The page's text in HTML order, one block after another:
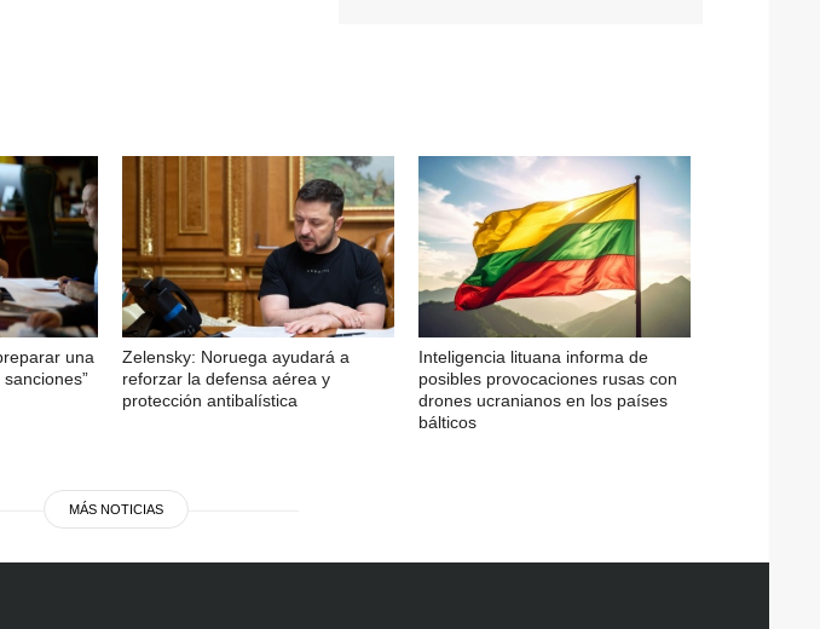
una
Zelensky: Noruega ayudará a
reforzar la defensa aérea y
protección antibalística
Inteligencia lituana informa de
posibles provocaciones rusas con
drones ucranianos en los países
bálticos
MÁS NOTICIAS